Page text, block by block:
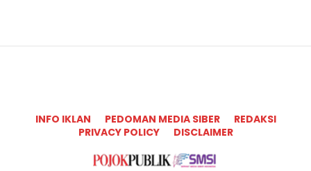
INFO IKLAN PEDOMAN MEDIA SIBER
REDAKSI
PRIVACY POLICY
DISCLAIMER